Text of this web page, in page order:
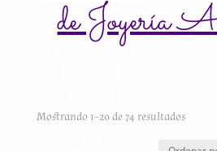
de Joyería
Mostrando 1–20 de 74 resultados